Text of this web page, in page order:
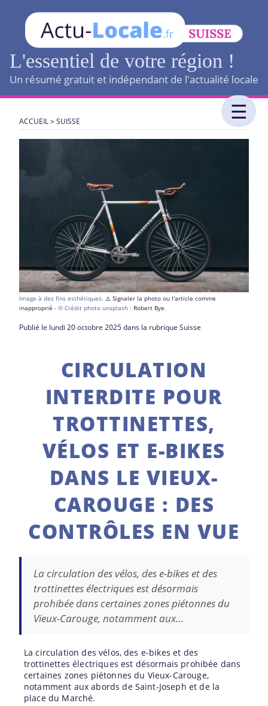
L'essentiel de votre région !
Un résumé gratuit et indépendant de l'actualité locale
ACCUEIL>SUISSE
Image à des fins esthétiques. ⚠️ Signaler la photo ou l'article comme
inapproprié - © Crédit photo unsplash : Robert Bye.
Publié le lundi 20 octobre 2025 dans la rubrique Suisse
CIRCULATION
INTERDITE POUR
TROTTINETTES,
VÉLOS ET E-BIKES
DANS LE VIEUX-
CAROUGE : DES
CONTRÔLES EN VUE
La circulation des vélos, des e-bikes et des
trottinettes électriques est désormais
prohibée dans certaines zones piétonnes du
Vieux-Carouge, notamment aux…
La circulation des vélos, des e-bikes et des
trottinettes électriques est désormais prohibée dans
certaines zones piétonnes du Vieux-Carouge,
notamment aux abords de Saint-Joseph et de la
place du Marché.